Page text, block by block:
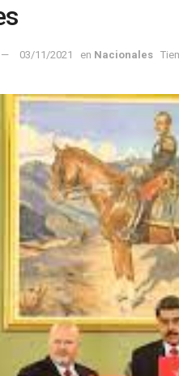
03/11/2021 en Nacionales